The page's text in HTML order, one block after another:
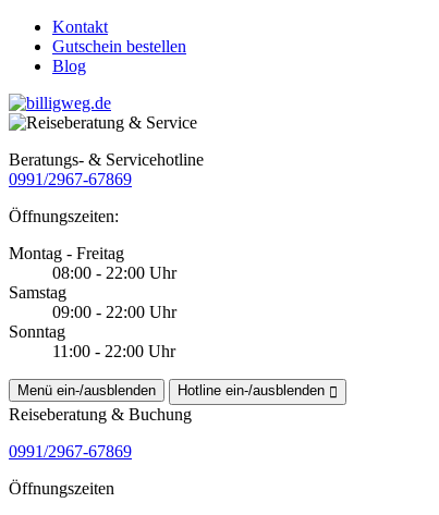
Kontakt
Gutschein bestellen
Blog
Beratungs- & Servicehotline
0991/2967-67869
Öffnungszeiten:
Montag - Freitag
08:00 - 22:00 Uhr
Samstag
09:00 - 22:00 Uhr
Sonntag
11:00 - 22:00 Uhr
Menü ein-/ausblenden Hotline ein-/ausblenden
Reiseberatung & Buchung
0991/2967-67869
Öffnungszeiten